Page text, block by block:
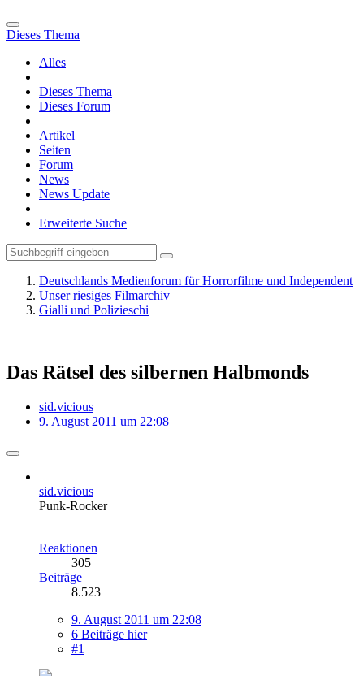
Dieses Thema
Alles
Dieses Thema
Dieses Forum
Artikel
Seiten
Forum
News
News Update
Erweiterte Suche
Deutschlands Medienforum für Horrorfilme und Independent
Unser riesiges Filmarchiv
Gialli und Polizieschi
Das Rätsel des silbernen Halbmonds
sid.vicious
9. August 2011 um 22:08
sid.vicious
Punk-Rocker
Reaktionen
305
Beiträge
8.523
9. August 2011 um 22:08
6 Beiträge hier
#1